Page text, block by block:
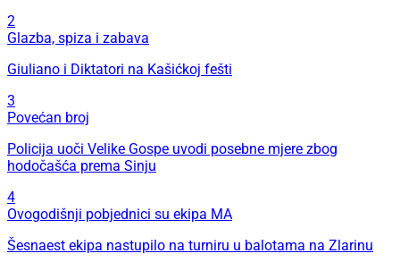
2
Glazba, spiza i zabava
Giuliano i Diktatori na Kašićkoj fešti
3
Povećan broj
Policija uoči Velike Gospe uvodi posebne mjere zbog
hodočašća prema Sinju
4
Ovogodišnji pobjednici su ekipa MA
Šesnaest ekipa nastupilo na turniru u balotama na Zlarinu